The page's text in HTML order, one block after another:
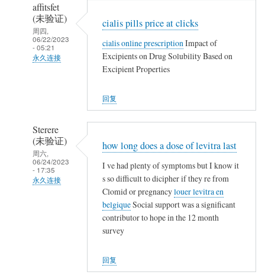
(未
验
证)
回
affitsfet
(未验证)
周四,
06/22/2023
- 05:21
永久连接
(未
验
证)
回
cialis pills price at clicks
cialis online prescriptionImpact of
Excipients on Drug Solubility Based on
Excipient Properties
回复
Sterere
(未验证)
周六,
06/24/2023
- 17:35
永久连接
how long does a dose of levitra last
I ve had plenty of symptoms but I know it
s so difficult to dicipher if they re from
Clomid or pregnancylouer levitra en
belgiqueSocial support was a significant
contributor to hope in the 12 month
survey
回复